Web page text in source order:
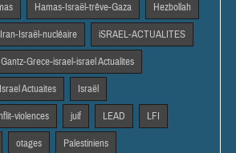
Hamas-Israël-trêve-Gaza Hezbollah
Iran-Israël-nucléaire iSRAEL-ACTUALITES
Grece-israel-israel Actualites
Israel Actuaites Israël
violences juif LEAD LFI
otages Palestiniens